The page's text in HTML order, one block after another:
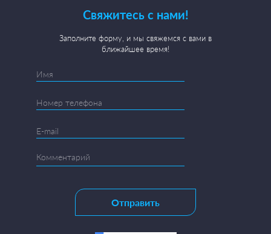
Свяжитесь с нами!
Заполните форму, и мы свяжемся с вами в
ближайшее время!
Отправить